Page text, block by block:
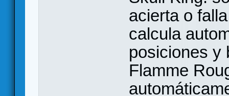
acierta o
calcula
posiciones y
Flamme